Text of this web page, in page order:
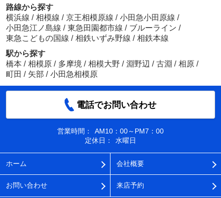
路線から探す
横浜線 / 相模線 / 京王相模原線 / 小田急小田原線 /
小田急江ノ島線 / 東急田園都市線 / ブルーライン /
東急こどもの国線 / 相鉄いずみ野線 / 相鉄本線
駅から探す
橋本 / 相模原 / 多摩境 / 相模大野 / 淵野辺 / 古淵 / 相原 /
町田 / 矢部 / 小田急相模原
電話でお問い合わせ
営業時間：
AM10：00～PM7：00
定休日：
水曜日
ホーム 会社概要
お問い合わせ 来店予約